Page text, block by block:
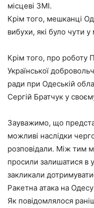
місцеві ЗМІ.
Крім того, мешканці
вибухи, які було чути у
Крім того, про роботу
Української
ради при Одеській
Сергій Братчук у
Зауважимо, що
можливі наслідки
розповідали. Між тим
просили залишатися в
закликали
Ракетна атака на Одесу
Як повідомлялося